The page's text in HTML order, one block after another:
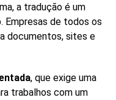
a tradução é um
Empresas de todos os
documentos, sites e
, que exige uma
trabalhos com um